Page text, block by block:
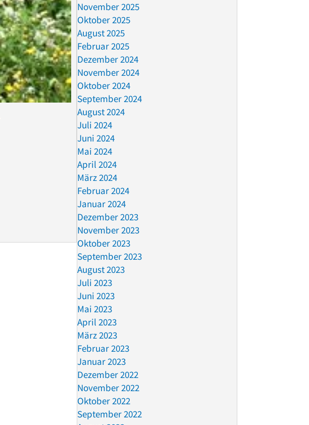
November 2025
Oktober 2025
August 2025
Februar 2025
Dezember 2024
November 2024
Oktober 2024
September 2024
August 2024
Juli 2024
Juni 2024
Mai 2024
April 2024
März 2024
Februar 2024
Januar 2024
Dezember 2023
November 2023
Oktober 2023
September 2023
August 2023
Juli 2023
Juni 2023
Mai 2023
April 2023
März 2023
Februar 2023
Januar 2023
Dezember 2022
November 2022
Oktober 2022
September 2022